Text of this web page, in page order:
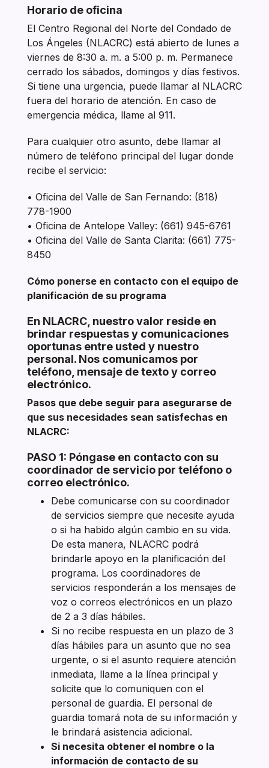
Section heading
Horario de oficina
El Centro Regional del Norte del Condado de
Los Ángeles (NLACRC) está abierto de lunes a
viernes de 8:30 a. m. a 5:00 p. m. Permanece
cerrado los sábados, domingos y días festivos.
Si tiene una urgencia, puede llamar al NLACRC
fuera del horario de atención. En caso de
emergencia médica, llame al 911.
Para cualquier otro asunto, debe llamar al
número de teléfono principal del lugar donde
recibe el servicio:
• Oficina del Valle de San Fernando: (818)
778-1900
• Oficina de Antelope Valley: (661) 945-6761
• Oficina del Valle de Santa Clarita: (661) 775-
8450
Cómo ponerse en contacto con el equipo de
planificación de su programa
En NLACRC, nuestro valor reside en
brindar respuestas y comunicaciones
oportunas entre usted y nuestro
personal. Nos comunicamos por
teléfono, mensaje de texto y correo
electrónico.
Pasos que debe seguir para asegurarse de
que sus necesidades sean satisfechas en
NLACRC:
PASO 1: Póngase en contacto con su
coordinador de servicio por teléfono o
correo electrónico.
Debe comunicarse con su coordinador
de servicios siempre que necesite ayuda
o si ha habido algún cambio en su vida.
De esta manera, NLACRC podrá
brindarle apoyo en la planificación del
programa. Los coordinadores de
servicios responderán a los mensajes de
voz o correos electrónicos en un plazo
de 2 a 3 días hábiles.
Si no recibe respuesta en un plazo de 3
días hábiles para un asunto que no sea
urgente, o si el asunto requiere atención
inmediata, llame a la línea principal y
solicite que lo comuniquen con el
personal de guardia. El personal de
guardia tomará nota de su información y
le brindará asistencia adicional.
Si necesita obtener el nombre o la
información de contacto de su